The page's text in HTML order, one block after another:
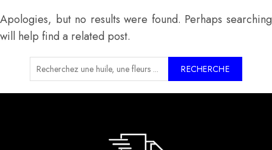
Apologies, but no results were found. Perhaps searching
will help find a related post.
RECHERCHE